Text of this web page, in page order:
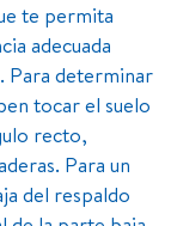
te permita
adecuada
Para determinar
tocar el suelo
recto,
Para un
del respaldo